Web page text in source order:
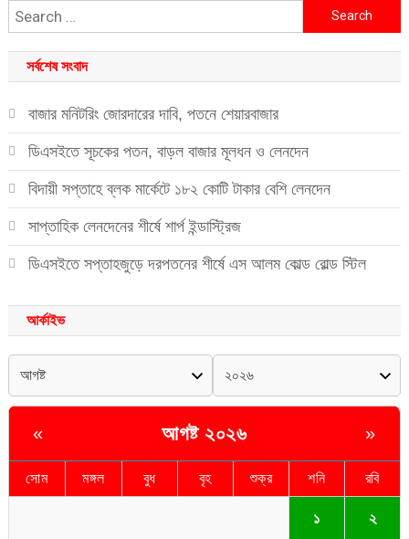
Search
for:
সর্বশেষ সংবাদ
বাজার মনিটরিং জোরদারের দাবি, পতনে শেয়ারবাজার
ডিএসইতে সূচকের পতন, বাড়ল বাজার মূলধন ও লেনদেন
বিদায়ী সপ্তাহে ব্লক মার্কেটে ১৮২ কোটি টাকার বেশি লেনদেন
সাপ্তাহিক লেনদেনের শীর্ষে শার্প ইন্ডাস্ট্রিজ
ডিএসইতে সপ্তাহজুড়ে দরপতনের শীর্ষে এস আলম কোল্ড রোল্ড স্টিল
আর্কাইভ
« আগষ্ট ২০২৬ »
সোম মঙ্গল বুধ বৃহ শুক্র শনি রবি
১ ২